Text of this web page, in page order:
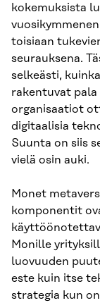
kokemuksista
toisiaan
seurauksena.
selkeästi,
rakentuvat
organisaatiot
digitaalisia
Suunta on siis
vielä osin auki.
Monet
komponentit
Monille
luovuuden
este kuin itse
strategia kun